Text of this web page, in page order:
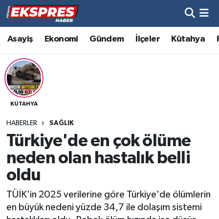
Asayiş Ekonomi Gündem İlçeler Kütahya
KÜTAHYA
HABERLER SAĞLIK
Türkiye'de en çok ölüme
neden olan hastalık belli
oldu
TÜİK'in 2025 verilerine göre Türkiye'de ölümlerin
en büyük nedeni yüzde 34,7 ile dolaşım sistemi
Altıntaş
Asayiş
Aslanapa
Bölge
Çavdarhisar
Dumlupınar
Hava Durumu
Trafik Durumu
Süper Lig Puan Durumu ve Fikstür
Son Dakika Haberleri
Haber Arşivi